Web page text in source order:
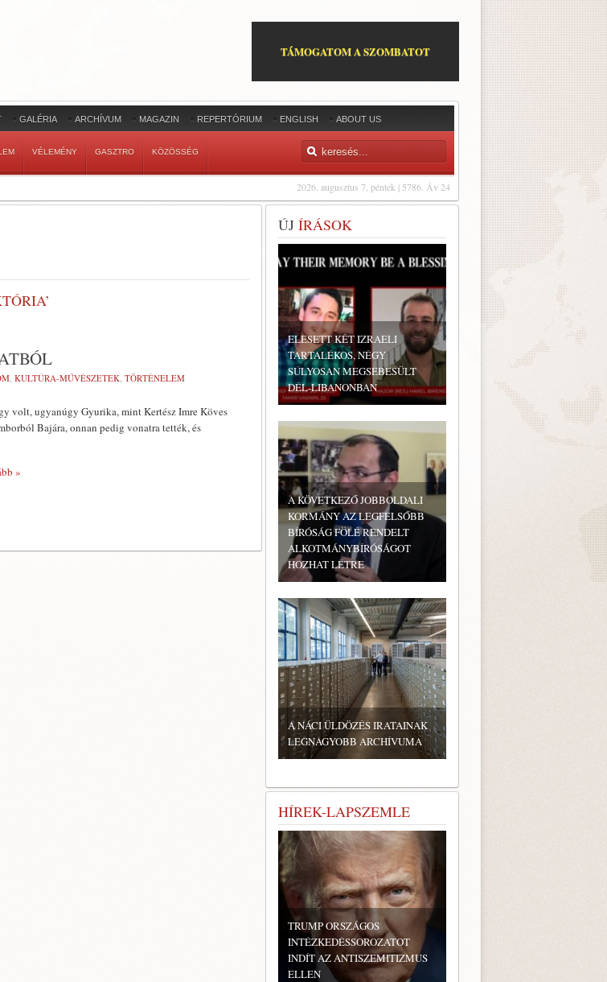
TÁMOGATOM A SZOMBATOT
GALÉRIA ARCHÍVUM MAGAZIN REPERTÓRIUM ENGLISH ABOUT US
VÉLEMÉNY GASZTRO KÖZÖSSÉG
2026. augusztus 7, péntek | 5786. Áv 24
, KULTÚRA-MŰVÉSZETEK, TÖRTÉNELEM
volt, ugyanúgy Gyurika, mint Kertész Imre Köves
Bajára, onnan pedig vonatra tették, és
»
ÚJ ÍRÁSOK
ELESETT KÉT IZRAELI
TARTALÉKOS, NÉGY
SÚLYOSAN MEGSEBESÜLT
DÉL-LIBANONBAN
A KÖVETKEZŐ JOBBOLDALI
KORMÁNY AZ LEGFELSŐBB
BÍRÓSÁG FÖLÉ RENDELT
ALKOTMÁNYBÍRÓSÁGOT
HOZHAT LÉTRE
A NÁCI ÜLDÖZÉS IRATAINAK
LEGNAGYOBB ARCHÍVUMA
HÍREK-LAPSZEMLE
TRUMP ORSZÁGOS
INTÉZKEDÉSSOROZATOT
INDÍT AZ ANTISZEMITIZMUS
ELLEN